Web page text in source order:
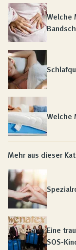
Welche
Welche
Mehr aus dieser
Eine
SOS-